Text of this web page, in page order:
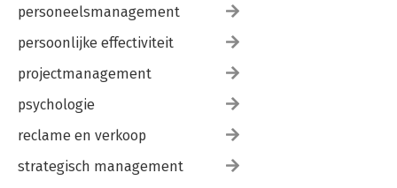
personeelsmanagement
persoonlijke effectiviteit
projectmanagement
psychologie
reclame en verkoop
strategisch management